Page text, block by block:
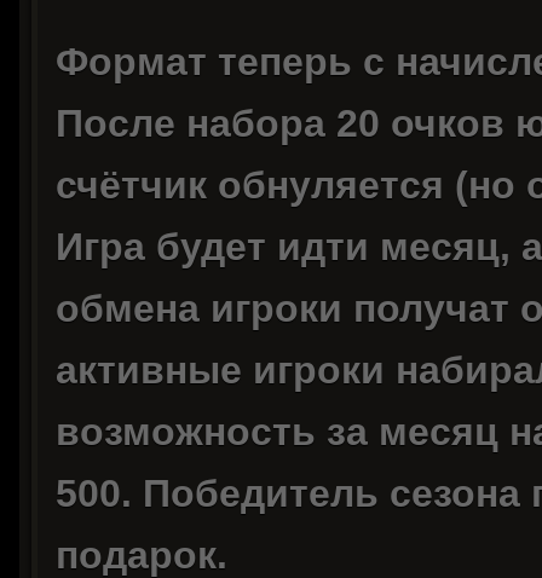
Формат теперь с
После набора 20 очков
счётчик обнуляется (но
Игра будет идти месяц,
обмена игроки получат
активные игроки
возможность за месяц
500. Победитель
подарок.